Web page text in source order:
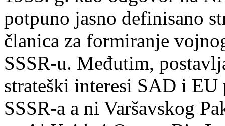
potpuno jasno definisano
članica za formiranje
SSSR-u. Međutim,
strateški interesi SAD i EU
SSSR-a a ni Varšavskog